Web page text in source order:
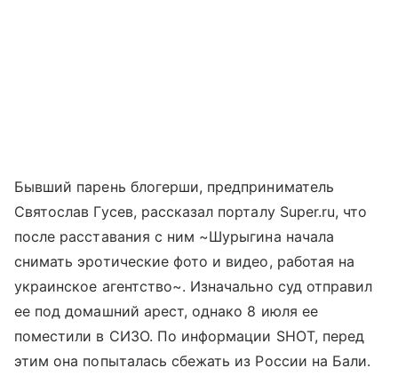
Бывший парень блогерши, предприниматель
Святослав Гусев, рассказал порталу Super.ru, что
после расставания с ним ~Шурыгина начала
снимать эротические фото и видео, работая на
украинское агентство~. Изначально суд отправил
ее под домашний арест, однако 8 июля ее
поместили в СИЗО. По информации SHOT, перед
этим она попыталась сбежать из России на Бали.